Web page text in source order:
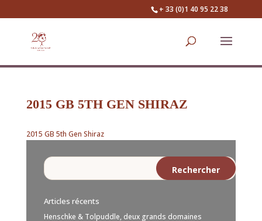
+ 33 (0)1 40 95 22 38
2015 GB 5TH GEN SHIRAZ
2015 GB 5th Gen Shiraz
Articles récents
Henschke & Tolpuddle, deux grands domaines